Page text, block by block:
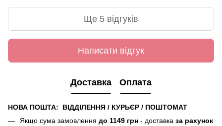
Ще 5 відгуків
Написати відгук
Доставка Оплата
НОВА ПОШТА: ВІДДІЛЕННЯ / КУРЬЄР / ПОШТОМАТ
Якщо сума замовлення до 1149 грн - доставка за рахунок